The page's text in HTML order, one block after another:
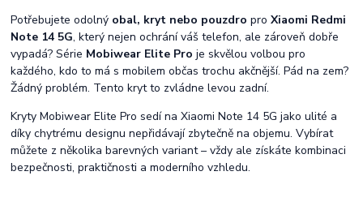
Potřebujete odolný obal, kryt nebo pouzdro proXiaomi Redmi
Note 14 5G, který nejen ochrání váš telefon, ale zároveň dobře
vypadá? Série Mobiwear Elite Pro je skvělou volbou pro
každého, kdo to má s mobilem občas trochu akčnější. Pád na zem?
Žádný problém. Tento kryt to zvládne levou zadní.
Kryty Mobiwear Elite Pro sedí na Xiaomi Note 14 5G jako ulité a
díky chytrému designu nepřidávají zbytečně na objemu. Vybírat
můžete z několika barevných variant – vždy ale získáte kombinaci
bezpečnosti, praktičnosti a moderního vzhledu.